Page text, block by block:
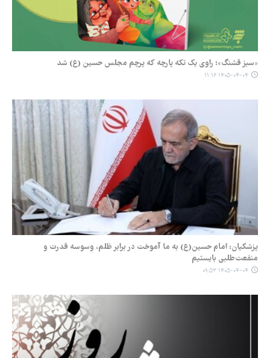
«سبز قشنگ»؛ راوی یک تکه پارچه که پرچم مجلس حسین (ع) شد
۱۴۰۵-۰۴-۰۴ ۱۱:۱۶
پزشکیان: امام حسین(ع) به ما آموخت در برابر ظلم، وسوسه قدرت و
منفعت‌طلبی بایستیم
۱۴۰۵-۰۴-۰۴ ۰۹:۵۳